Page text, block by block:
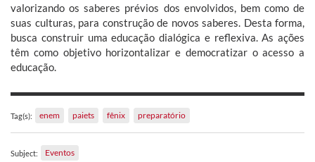
valorizando os saberes prévios dos envolvidos, bem como de
suas culturas, para construção de novos saberes. Desta forma,
busca construir uma educação dialógica e reflexiva. As ações
têm como objetivo horizontalizar e democratizar o acesso a
educação.
Tag(s): enem paiets fênix preparatório
Subject: Eventos